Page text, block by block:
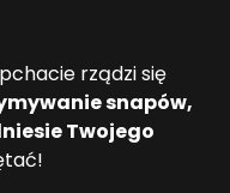
rządzi się
snapów,
Twojego